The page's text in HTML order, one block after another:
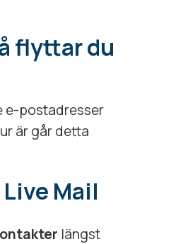
flyttar du
e-postadresser
är går detta
Mail
längst